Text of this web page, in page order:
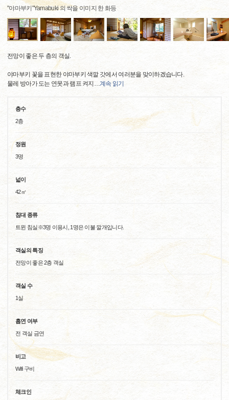
"야마부키"Yamabuki 의 싹을 이미지 한 화등
전망이 좋은 두 층의 객실.
야마부키 꽃을 표현한 야마부키 색깔 갓에서 여러분을 맞이하겠습니다.
물레 방아가 도는 연못과 램프 켜지 …계속 읽기
층수
2층
정원
3명
넓이
42㎡
침대 종류
트윈 침실※3명 이용시, 1명은 이불 깔개입니다.
객실의 특징
전망이 좋은 2층 객실
객실 수
1실
흡연 여부
전 객실 금연
비고
Wifi 구비
체크인